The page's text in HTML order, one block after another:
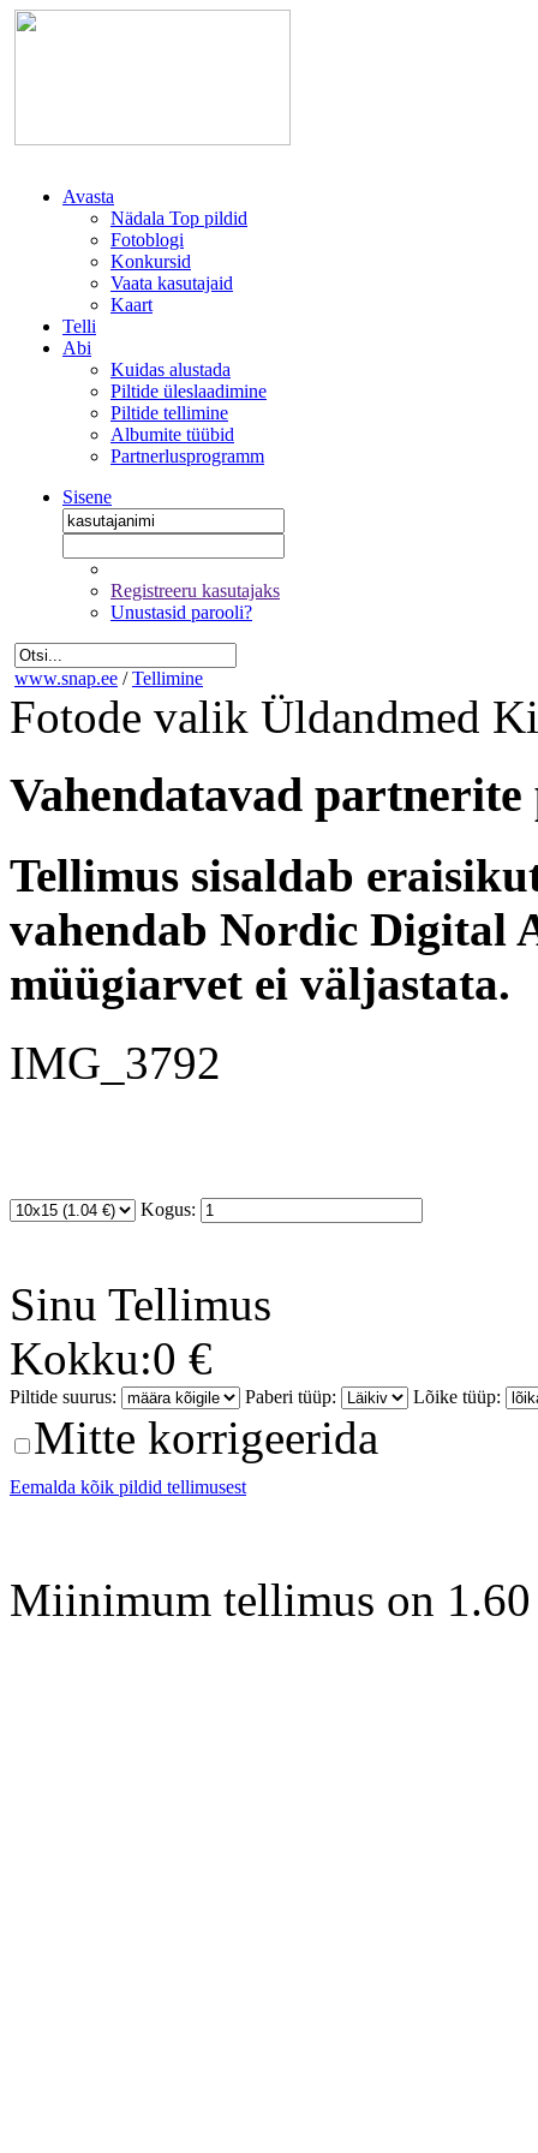
Avasta
Nädala Top pildid
Fotoblogi
Konkursid
Vaata kasutajaid
Kaart
Telli
Abi
Kuidas alustada
Piltide üleslaadimine
Piltide tellimine
Albumite tüübid
Partnerlusprogramm
Sisene
Registreeru kasutajaks
Unustasid parooli?
www.snap.ee / Tellimine
Fotode valik Üldandmed
Vahendatavad
Tellimus sisaldab
vahendab Nordic Digital
müügiarvet ei väljastata.
IMG_3792
Kogus:
Sinu Tellimus
Kokku:0 €
Piltide suurus: Paberi tüüp: Lõike tüüp:
Mitte korrigeerida
Eemalda kõik pildid tellimusest
Miinimum tellimus on